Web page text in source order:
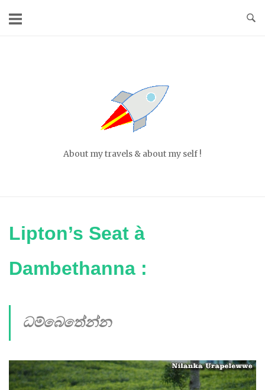
About my travels & about my self !
Lipton’s Seat à
Dambethanna :
ධම්බෙතේන්න